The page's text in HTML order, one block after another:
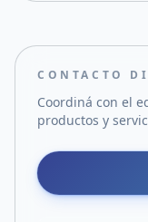
CONTACTO
Coordiná con el
productos y